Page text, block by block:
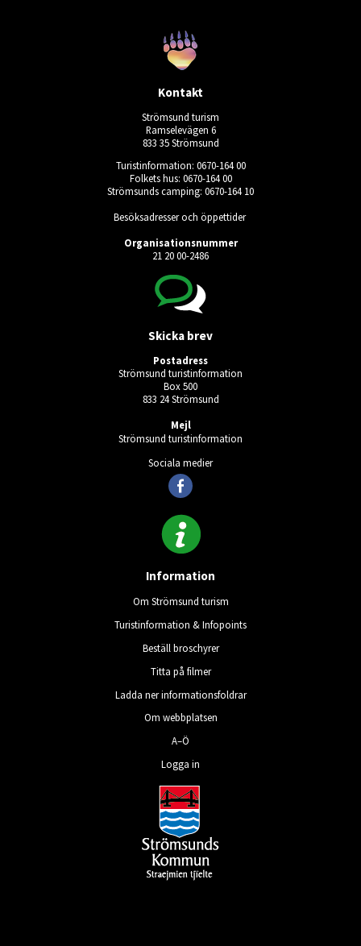
Kontakt
Strömsund turism
Ramselevägen 6
833 35 Strömsund
Turistinformation: 0670-164 00
Folkets hus: 0670-164 00
Strömsunds camping: 0670-164 10
Besöksadresser och öppettider
Organisationsnummer
21 20 00-2486
Skicka brev
Postadress
Strömsund turistinformation
Box 500
833 24 Strömsund
Mejl
Strömsund turistinformation
Sociala medier
Information
Om Strömsund turism
Turistinformation & Infopoints
Beställ broschyrer
Titta på filmer
Ladda ner informationsfoldrar
Om webbplatsen
A–Ö
Logga in